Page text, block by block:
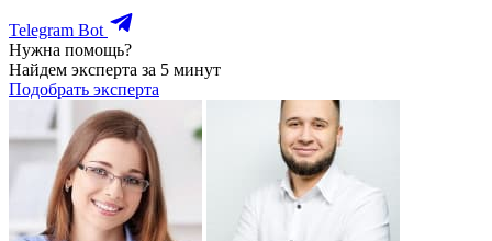
Telegram Bot
Нужна помощь?
Найдем эксперта за 5 минут
Подобрать эксперта